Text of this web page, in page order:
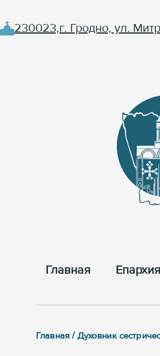
230023,г. Гродно, ул.
Главная Епархия
Главная / Духовник